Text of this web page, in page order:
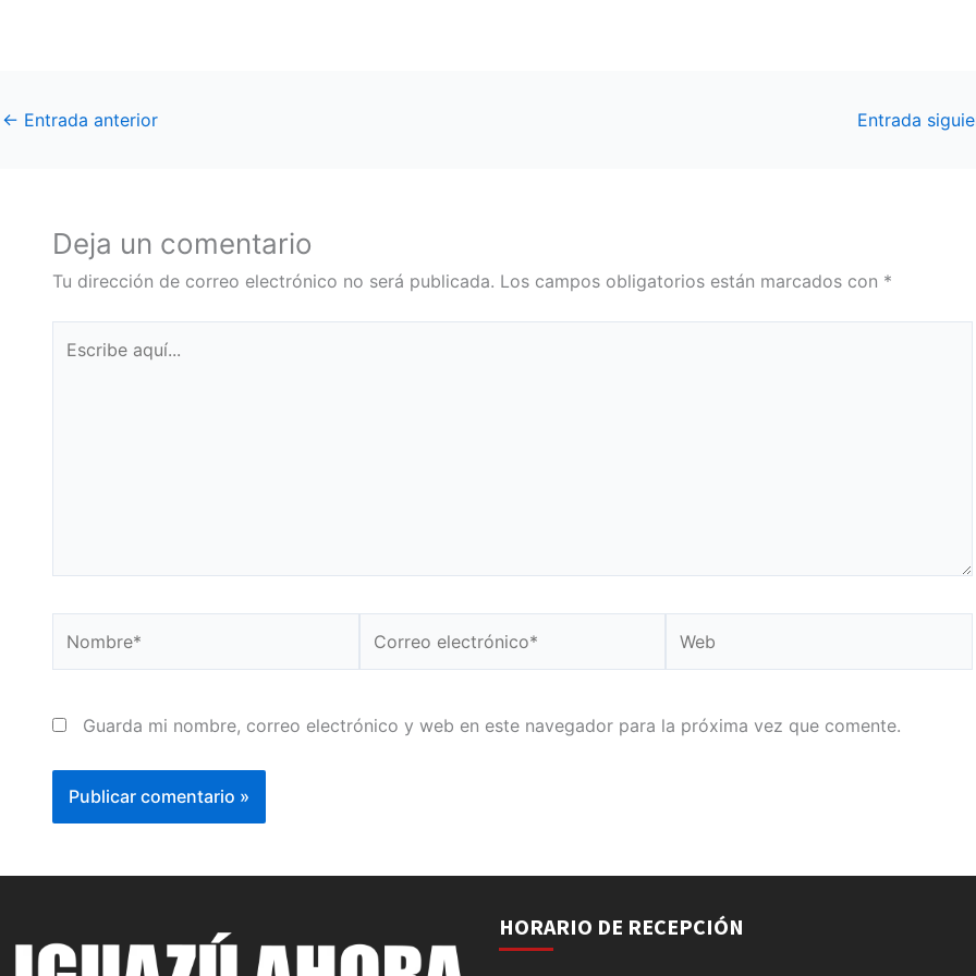
← Entrada anterior Entrada
Deja un comentario
Tu dirección de correo electrónico no será publicada. Los campos obligatorios están marcados con *
aquí...
electrónico*
Guarda mi nombre, correo electrónico y web en este navegador para la próxima vez que comente.
HORARIO DE RECEPCIÓN